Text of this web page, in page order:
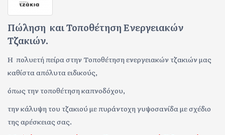
Πώληση και Τοποθέτηση Ενεργειακών
Τζακιών.
Η πολυετή πείρα στην Τοποθέτηση ενεργειακών τζακιών μας
καθίστα απόλυτα ειδικούς,
όπως την τοποθέτηση καπνοδόχου,
την κάλυψη του τζακιού με πυράντοχη γυψοσανίδα με σχέδιο
της αρέσκειας σας.